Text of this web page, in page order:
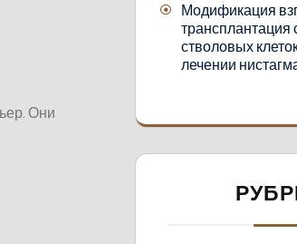
Они
Модификация
трансплантация
стволовых
лечении